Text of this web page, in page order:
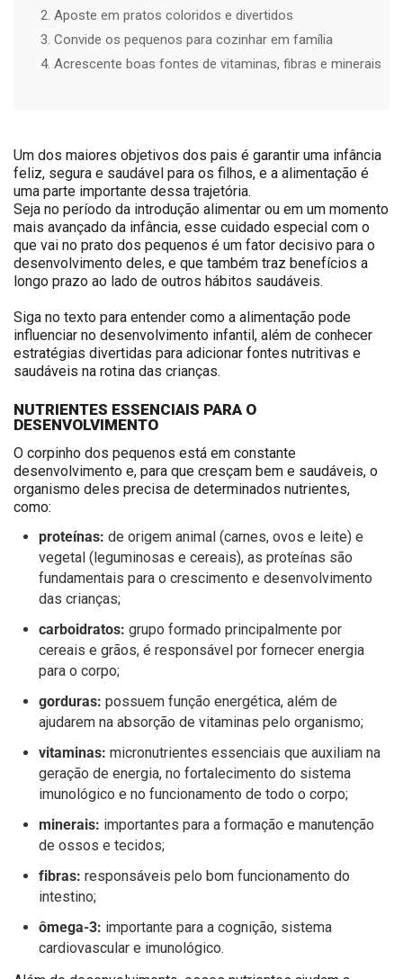
2. Aposte em pratos coloridos e divertidos
3. Convide os pequenos para cozinhar em família
4. Acrescente boas fontes de vitaminas, fibras e minerais
Um dos maiores objetivos dos pais é garantir uma infância
feliz, segura e saudável para os filhos, e a alimentação é
uma parte importante dessa trajetória.
Seja no período da introdução alimentar ou em um momento
mais avançado da infância, esse cuidado especial com o
que vai no prato dos pequenos é um fator decisivo para o
desenvolvimento deles, e que também traz benefícios a
longo prazo ao lado de outros hábitos saudáveis.
Siga no texto para entender como a alimentação pode
influenciar no desenvolvimento infantil, além de conhecer
estratégias divertidas para adicionar fontes nutritivas e
saudáveis na rotina das crianças.
NUTRIENTES ESSENCIAIS PARA O
DESENVOLVIMENTO
O corpinho dos pequenos está em constante
desenvolvimento e, para que cresçam bem e saudáveis, o
organismo deles precisa de determinados nutrientes,
como:
proteínas: de origem animal (carnes, ovos e leite) e
vegetal (leguminosas e cereais), as proteínas são
fundamentais para o crescimento e desenvolvimento
das crianças;
carboidratos: grupo formado principalmente por
cereais e grãos, é responsável por fornecer energia
para o corpo;
gorduras: possuem função energética, além de
ajudarem na absorção de vitaminas pelo organismo;
vitaminas: micronutrientes essenciais que auxiliam na
geração de energia, no fortalecimento do sistema
imunológico e no funcionamento de todo o corpo;
minerais: importantes para a formação e manutenção
de ossos e tecidos;
fibras: responsáveis pelo bom funcionamento do
intestino;
ômega-3: importante para a cognição, sistema
cardiovascular e imunológico.